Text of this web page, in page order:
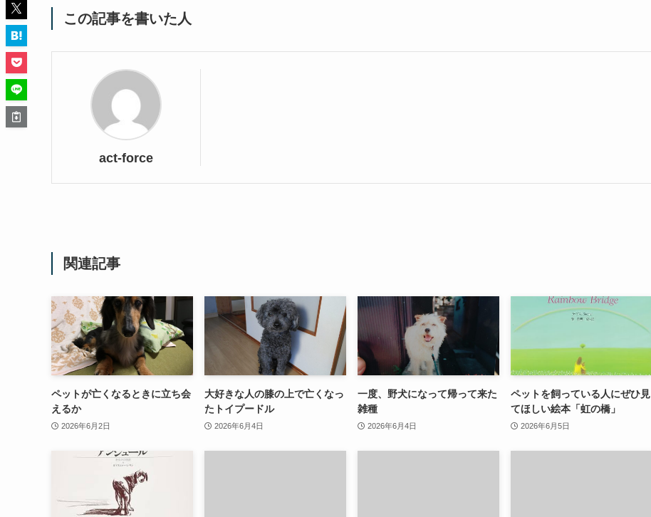
この記事を書いた人
act-force
関連記事
ペットが亡くなるときに立ち会
えるか
2026年6月2日
大好きな人の膝の上で亡くなっ
たトイプードル
2026年6月4日
一度、野犬になって帰って来た
雑種
2026年6月4日
ペットを飼っている人にぜひ見
てほしい絵本「虹の橋」
2026年6月5日